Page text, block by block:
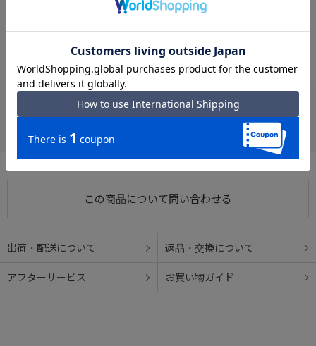
さらに、薄膜ラミネート加工により、ソフトな風合いと軽量性を兼
この商品について問い合わせる
出荷・配送について 返品・交換について
アフターサービス お買い物ガイド
#軽い アウトドア #撥水 UNTRACK
#軽い コンパクト #軽い オンオフ兼用 #撥水 アウトドア #軽い CITY/3LS
#撥水 サコッシュ #サコッシュ コンパクト